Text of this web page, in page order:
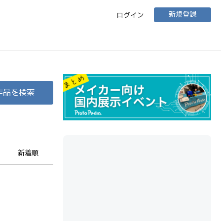
ログイン 新規登録
品を検索
新着順